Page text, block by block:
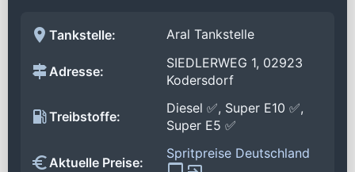
Tankstelle: Aral Tankstelle
Adresse:
SIEDLERWEG 1, 02923
Kodersdorf
Treibstoffe:
Diesel ✅, Super E10 ✅,
Super E5 ✅
Aktuelle Preise:
Spritpreise Deutschland